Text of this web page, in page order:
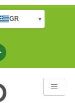
GR ▾